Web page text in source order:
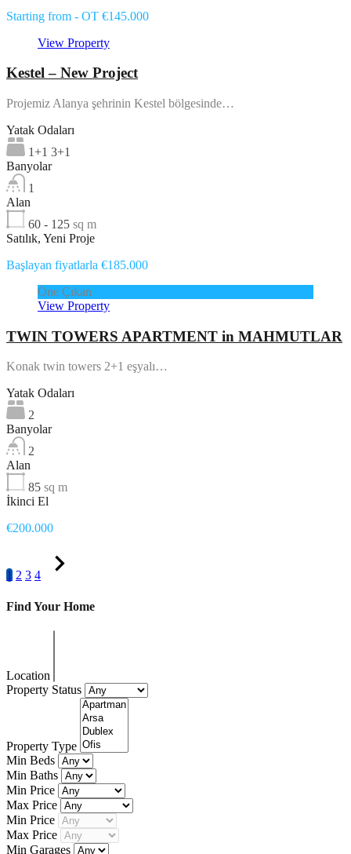
Starting from - OT €145.000
View Property
Kestel – New Project
Projemiz Alanya şehrinin Kestel bölgesinde…
Yatak Odaları
1+1 3+1
Banyolar
1
Alan
60 - 125 sq m
Satılık, Yeni Proje
Başlayan fiyatlarla €185.000
Öne Çıkan
View Property
TWIN TOWERS APARTMENT in MAHMUTLAR
Konak twin towers 2+1 eşyalı…
Yatak Odaları
2
Banyolar
2
Alan
85 sq m
İkinci El
€200.000
1 2 3 4
Find Your Home
Location
Property Status
Property Type
Min Beds
Min Baths
Min Price
Max Price
Min Price
Max Price
Min Garages